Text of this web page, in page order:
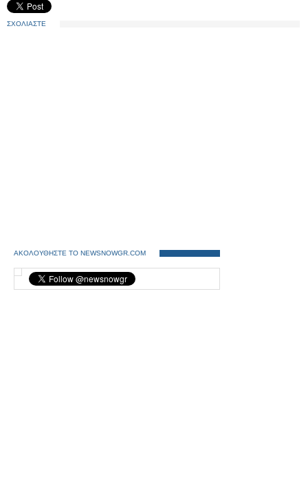
ΣΧΟΛΙΑΣΤΕ
ΑΚΟΛΟΥΘΗΣΤΕ ΤΟ NEWSNOWGR.COM